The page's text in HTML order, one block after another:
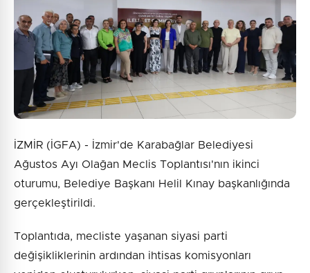
Gönder
İZMİR (İGFA) - İzmir'de Karabağlar Belediyesi
Ağustos Ayı Olağan Meclis Toplantısı'nın ikinci
oturumu, Belediye Başkanı Helil Kınay başkanlığında
gerçekleştirildi.
Toplantıda, mecliste yaşanan siyasi parti
değişikliklerinin ardından ihtisas komisyonları